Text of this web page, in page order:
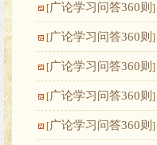
[广论学习问答360则 ]
[广论学习问答360则 ]
[广论学习问答360则 ]
[广论学习问答360则 ]
[广论学习问答360则 ]